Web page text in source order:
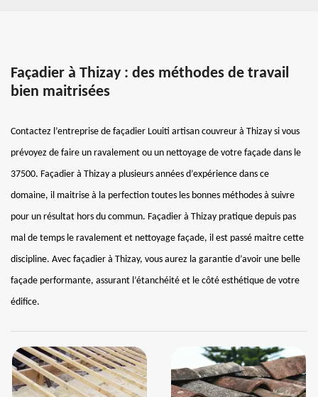
Façadier à Thizay : des méthodes de travail
bien maitrisées
Contactez l’entreprise de façadier Louiti artisan couvreur à Thizay si vous
prévoyez de faire un ravalement ou un nettoyage de votre façade dans le
37500. Façadier à Thizay a plusieurs années d’expérience dans ce
domaine, il maitrise à la perfection toutes les bonnes méthodes à suivre
pour un résultat hors du commun. Façadier à Thizay pratique depuis pas
mal de temps le ravalement et nettoyage façade, il est passé maitre cette
discipline. Avec façadier à Thizay, vous aurez la garantie d’avoir une belle
façade performante, assurant l’étanchéité et le côté esthétique de votre
édifice.